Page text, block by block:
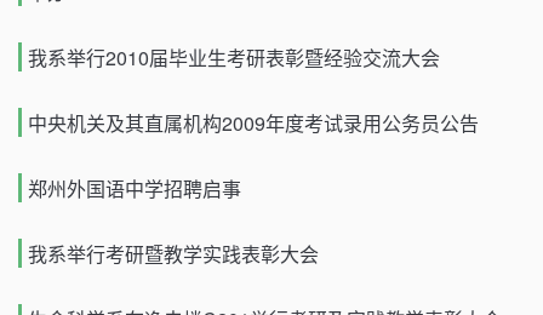
我系举行2010届毕业生考研表彰暨经验交流大会
中央机关及其直属机构2009年度考试录用公务员公告
郑州外国语中学招聘启事
我系举行考研暨教学实践表彰大会